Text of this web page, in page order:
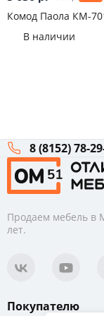
Комод Паола КМ-
В наличии
8 (8152) 78-
Продаем мебель в
лет.
Покупателю